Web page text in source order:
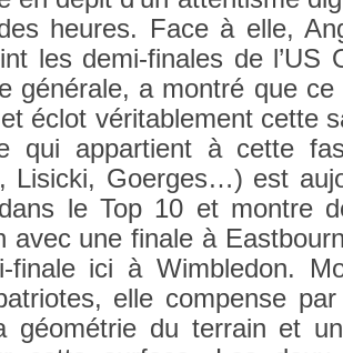
heures. Face à elle,
les demi-finales de l’US
générale, a montré que ce
éclot véritab­le­ment cette
qui ap­partient à cette
Li­sic­ki, Goer­ges…) est
le Top 10 et montre
avec une fin­ale à
finale ici à Wimbledon.
elle com­pen­se
géométrie du ter­rain et